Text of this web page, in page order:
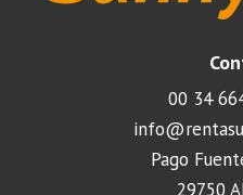
00 34
Pago
29750